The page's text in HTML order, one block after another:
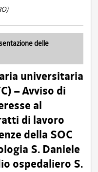
delle
universitaria
– Avviso di
al
di lavoro
della SOC
S. Daniele
ospedaliero S.